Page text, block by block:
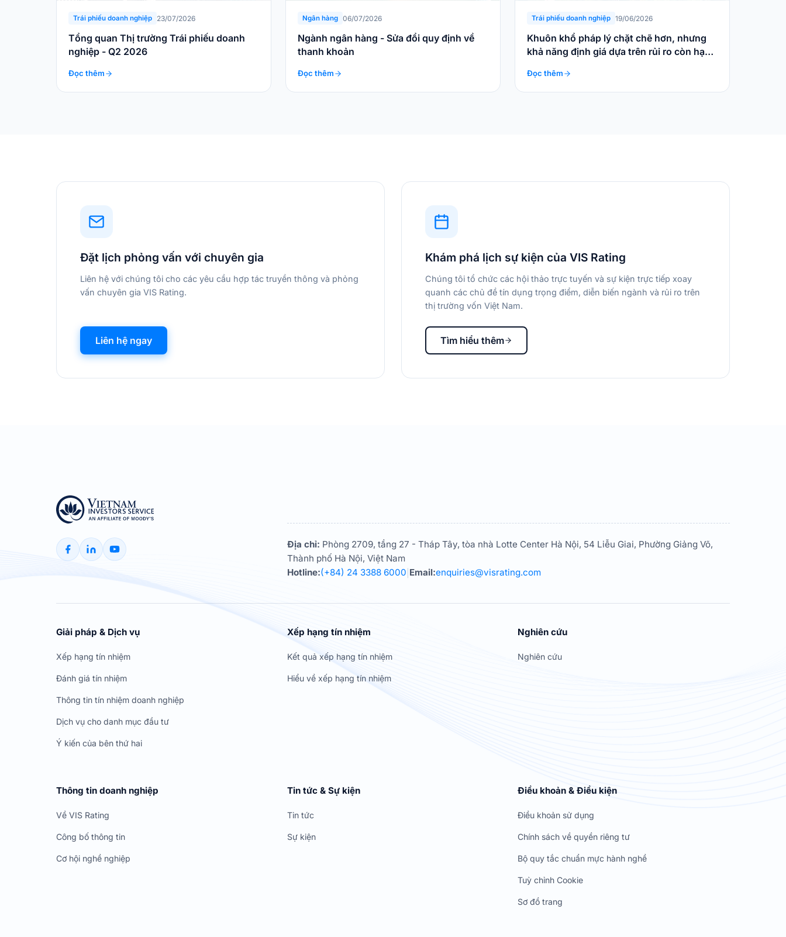
Trái phiếu doanh nghiệp 23/07/2026
Tổng quan Thị trường Trái phiếu doanh
nghiệp - Q2 2026
Đọc thêm
Ngân hàng 06/07/2026
Ngành ngân hàng - Sửa đổi quy định về
thanh khoản
Đọc thêm
Trái phiếu doanh nghiệp 19/06/2026
Khuôn khổ pháp lý chặt chẽ hơn, nhưng
khả năng định giá dựa trên rủi ro còn hạn
Đọc thêm
Đặt lịch phỏng vấn với chuyên gia
Liên hệ với chúng tôi cho các yêu cầu hợp tác truyền thông và phỏng
vấn chuyên gia VIS Rating.
Liên hệ ngay
Khám phá lịch sự kiện của VIS Rating
Chúng tôi tổ chức các hội thảo trực tuyến và sự kiện trực tiếp xoay
quanh các chủ đề tín dụng trọng điểm, diễn biến ngành và rủi ro trên
thị trường vốn Việt Nam.
Tìm hiểu thêm
Địa chỉ: Phòng 2709, tầng 27 - Tháp Tây, tòa nhà Lotte Center Hà Nội, 54 Liễu Giai, Phường Giảng Võ,
Thành phố Hà Nội, Việt Nam
Hotline:(+84) 24 3388 6000 Email:enquiries@visrating.com
Giải pháp & Dịch vụ
Xếp hạng tín nhiệm
Đánh giá tín nhiệm
Thông tin tín nhiệm doanh nghiệp
Dịch vụ cho danh mục đầu tư
Ý kiến của bên thứ hai
Xếp hạng tín nhiệm
Kết quả xếp hạng tín nhiệm
Hiểu về xếp hạng tín nhiệm
Nghiên cứu
Nghiên cứu
Thông tin doanh nghiệp
Về VIS Rating
Công bố thông tin
Cơ hội nghề nghiệp
Tin tức & Sự kiện
Tin tức
Sự kiện
Điều khoản & Điều kiện
Điều khoản sử dụng
Chính sách về quyền riêng tư
Bộ quy tắc chuẩn mực hành nghề
Tuỳ chỉnh Cookie
Sơ đồ trang